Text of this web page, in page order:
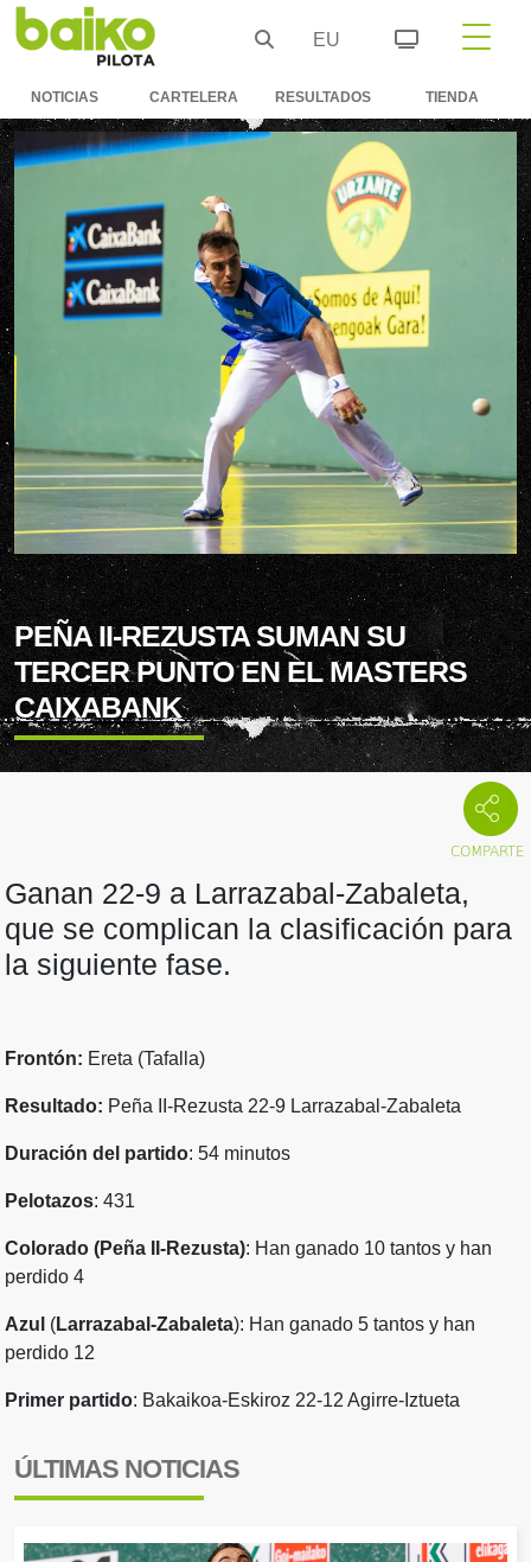
EU
NOTICIAS CARTELERA RESULTADOS TIENDA
PEÑA II-REZUSTA SUMAN SU
TERCER PUNTO EN EL MASTERS
CAIXABANK
Ganan 22-9 a Larrazabal-Zabaleta,
que se complican la clasificación para
la siguiente fase.
Frontón: Ereta (Tafalla)
Resultado: Peña II-Rezusta 22-9 Larrazabal-Zabaleta
Duración del partido: 54 minutos
Pelotazos: 431
Colorado (Peña II-Rezusta): Han ganado 10 tantos y han
perdido 4
Azul (Larrazabal-Zabaleta): Han ganado 5 tantos y han
perdido 12
Primer partido: Bakaikoa-Eskiroz 22-12 Agirre-Iztueta
ÚLTIMAS NOTICIAS